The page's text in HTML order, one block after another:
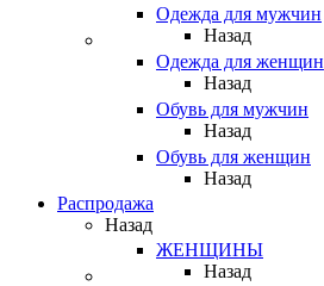
Одежда для мужчин
Назад
Одежда для женщин
Назад
Обувь для мужчин
Назад
Обувь для женщин
Назад
Распродажа
Назад
ЖЕНЩИНЫ
Назад